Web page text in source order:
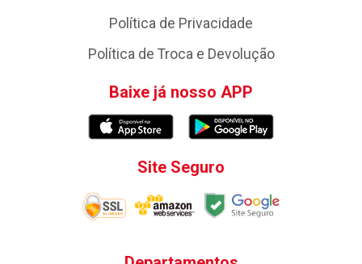
Política de Privacidade
Política de Troca e Devolução
Baixe já nosso APP
Site Seguro